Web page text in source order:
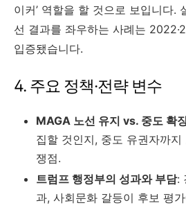
이커’ 역할을 할 것으로 보입니다.
선 결과를 좌우하는 사례는
입증됐습니다.
4. 주요 정책·전략 변수
MAGA 노선 유지 vs. 중도 확
집할 것인지, 중도 유권자까
쟁점.
트럼프 행정부의 성과와 부담:
과, 사회문화 갈등이 후보 평